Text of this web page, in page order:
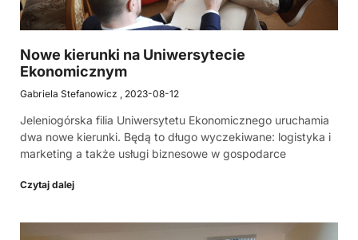
Nowe kierunki na Uniwersytecie
Ekonomicznym
Gabriela Stefanowicz 2023-08-12
Jeleniogórska filia Uniwersytetu Ekonomicznego uruchamia
dwa nowe kierunki. Będą to długo wyczekiwane: logistyka i
marketing a także usługi biznesowe w gospodarce
Czytaj dalej